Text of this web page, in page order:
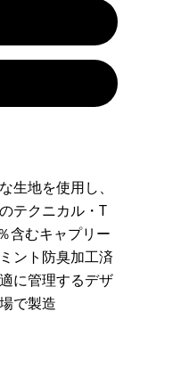
生地を使用し、
テクニカル・T
含むキャプリー
ント防臭加工済
に管理するデザ
で製造